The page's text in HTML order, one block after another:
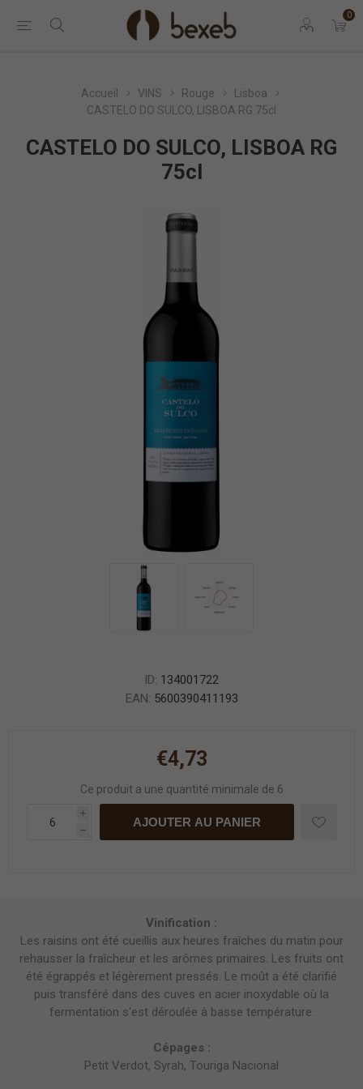
0
Accueil VINS Rouge
Lisboa
CASTELO DO SULCO, LISBOA RG 75cl
CASTELO DO SULCO, LISBOA RG
75cl
ID: 134001722
EAN: 5600390411193
€4,73
Ce produit a une quantité minimale de 6
i
h
AJOUTER AU PANIER
Vinification :
Les raisins ont été cueillis aux heures fraîches du matin pour
rehausser la fraîcheur et les arômes primaires. Les fruits ont
été égrappés et légèrement pressés. Le moût a été clarifié
puis transféré dans des cuves en acier inoxydable où la
fermentation s'est déroulée à basse température.
Cépages :
Petit Verdot, Syrah, Touriga Nacional